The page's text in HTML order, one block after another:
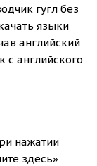
гугл без
языки
английский
с английского
нажатии
здесь»